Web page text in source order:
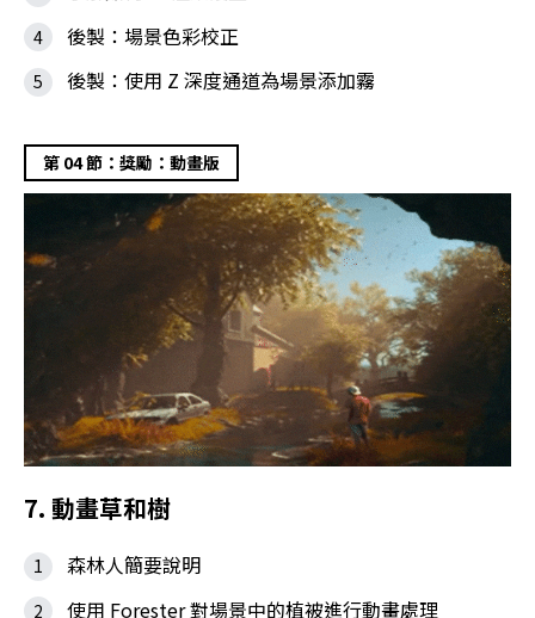
後製：場景色彩校正
後製：使用 Z 深度通道為場景添加霧
第 04 節：獎勵：動畫版
7. 動畫草和樹
森林人簡要說明
使用 Forester 對場景中的植被進行動畫處理